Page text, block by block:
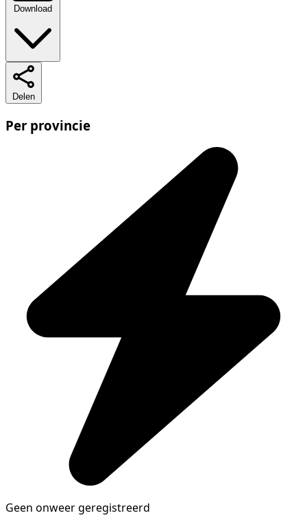
Download
Delen
Per provincie
Geen onweer geregistreerd